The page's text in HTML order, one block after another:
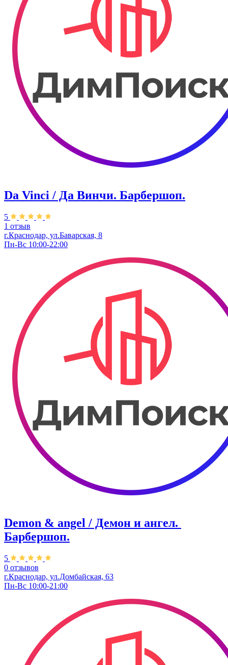
Da Vinci / Да Винчи. Барбершоп.
5
1 отзыв
г.Краснодар, ул.​Баварская, 8
Пн-Вс 10:00-22:00
Demon & angel / Демон и ангел. ​
Барбершоп.
5
0 отзывов
г.Краснодар, ул.​Домбайская, 63
Пн-Вс 10:00-21:00